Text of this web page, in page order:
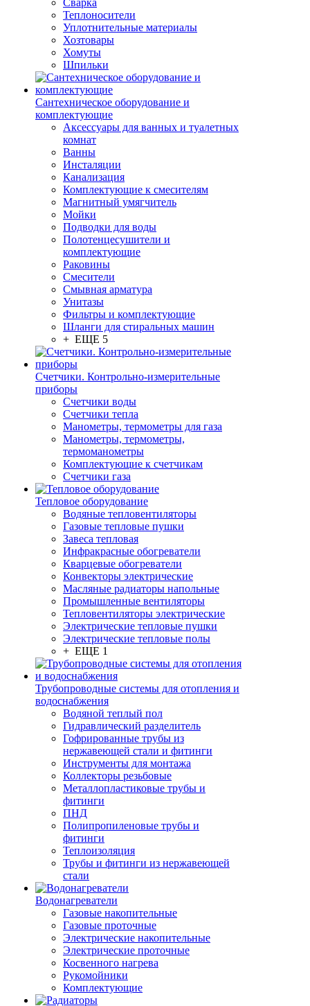
Сварка
Теплоносители
Уплотнительные материалы
Хозтовары
Хомуты
Шпильки
Сантехническое оборудование и
комплектующие
Аксессуары для ванных и туалетных
комнат
Ванны
Инсталяции
Канализация
Комплектующие к смесителям
Магнитный умягчитель
Мойки
Подводки для воды
Полотенцесушители и
комплектующие
Раковины
Смесители
Смывная арматура
Унитазы
Фильтры и комплектующие
Шланги для стиральных машин
+ ЕЩЕ 5
Счетчики. Контрольно-измерительные
приборы
Счетчики воды
Счетчики тепла
Манометры, термометры для газа
Манометры, термометры,
термоманометры
Комплектующие к счетчикам
Счетчики газа
Тепловое оборудование
Водяные тепловентиляторы
Газовые тепловые пушки
Завеса тепловая
Инфракрасные обогреватели
Кварцевые обогреватели
Конвекторы электрические
Масляные радиаторы напольные
Промышленные вентиляторы
Тепловентиляторы электрические
Электрические тепловые пушки
Электрические тепловые полы
+ ЕЩЕ 1
Трубопроводные системы для отопления и
водоснабжения
Водяной теплый пол
Гидравлический разделитель
Гофрированные трубы из
нержавеющей стали и фитинги
Инструменты для монтажа
Коллекторы резьбовые
Металлопластиковые трубы и
фитинги
ПНД
Полипропиленовые трубы и
фитинги
Теплоизоляция
Трубы и фитинги из нержавеющей
стали
Водонагреватели
Газовые накопительные
Газовые проточные
Электрические накопительные
Электрические проточные
Косвенного нагрева
Рукомойники
Комплектующие